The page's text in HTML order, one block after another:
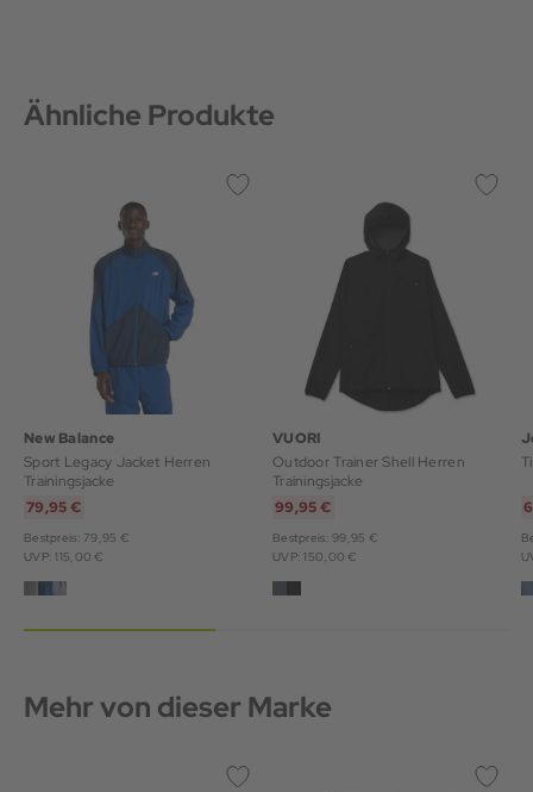
Ähnliche Produkte
New Balance
Sport Legacy Jacket Herren
Trainingsjacke
79,95 €
Bestpreis: 79,95 €
UVP: 115,00 €
VUORI
Outdoor Trainer Shell Herren
Trainingsjacke
99,95 €
Bestpreis: 99,95 €
UVP: 150,00 €
Mehr von dieser Marke